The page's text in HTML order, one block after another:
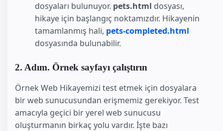
dosyaları bulunuyor. pets.html dosyası,
hikaye için başlangıç noktamızdır. Hikayenin
tamamlanmış hali, pets-completed.html
dosyasında bulunabilir.
2. Adım. Örnek sayfayı çalıştırın
Örnek Web Hikayemizi test etmek için dosyalara
bir web sunucusundan erişmemiz gerekiyor. Test
amacıyla geçici bir yerel web sunucusu
oluşturmanın birkaç yolu vardır. İşte bazı